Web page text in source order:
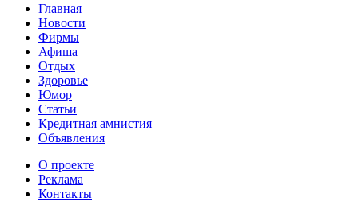
Главная
Новости
Фирмы
Афиша
Отдых
Здоровье
Юмор
Статьи
Кредитная амнистия
Объявления
О проекте
Реклама
Контакты